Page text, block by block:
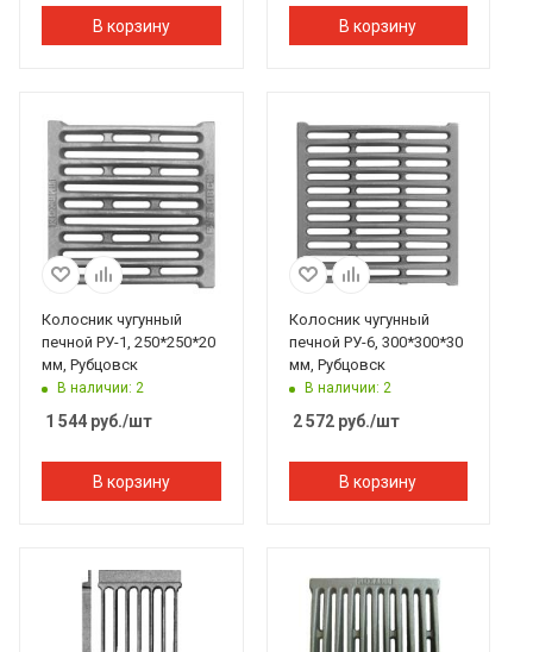
В корзину В корзину
Колосник чугунный
печной РУ-1, 250*250*20
мм, Рубцовск
В наличии: 2
1 544 руб./шт
В корзину
Колосник чугунный
печной РУ-6, 300*300*30
мм, Рубцовск
В наличии: 2
2 572руб./шт
В корзину